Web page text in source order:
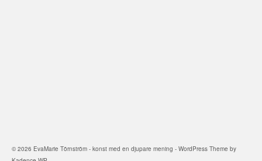
© 2026 EvaMarie Törnström - konst med en djupare mening - WordPress Theme by